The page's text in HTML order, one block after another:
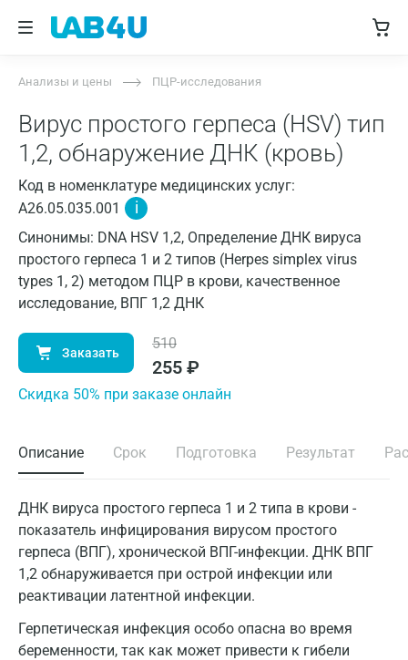
Анализы и цены ПЦР-исследования
Вирус простого герпеса (HSV) тип
1,2, обнаружение ДНК (кровь)
Код в номенклатуре медицинских услуг:
A26.05.035.001
i
Синонимы: DNA HSV 1,2, Определение ДНК вируса
простого герпеса 1 и 2 типов (Herpes simplex virus
types 1, 2) методом ПЦР в крови, качественное
исследование, ВПГ 1,2 ДНК
Заказать
510
255 ₽
Cкидка 50% при заказе онлайн
Описание Срок Подготовка Результат
ДНК вируса простого герпеса 1 и 2 типа в крови -
показатель инфицирования вирусом простого
герпеса (ВПГ), хронической ВПГ-инфекции. ДНК ВПГ
1,2 обнаруживается при острой инфекции или
реактивации латентной инфекции.
Герпетическая инфекция особо опасна во время
беременности, так как может привести к гибели